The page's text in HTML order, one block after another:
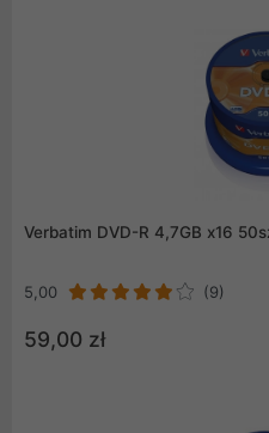
Verbatim DVD-R 4,7GB x16
5,00 (9)
59,00 zł